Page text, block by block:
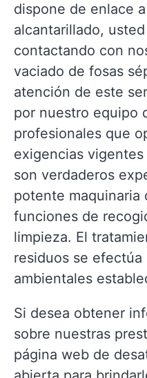
dispone de enlace
alcantarillado,
contactando con
vaciado de fosas
atención de este
por nuestro equipo
profesionales que
exigencias
son verdaderos
potente maquinaria
funciones de
limpieza. El
residuos se
ambientales
Si desea obtener
sobre nuestras
página web de